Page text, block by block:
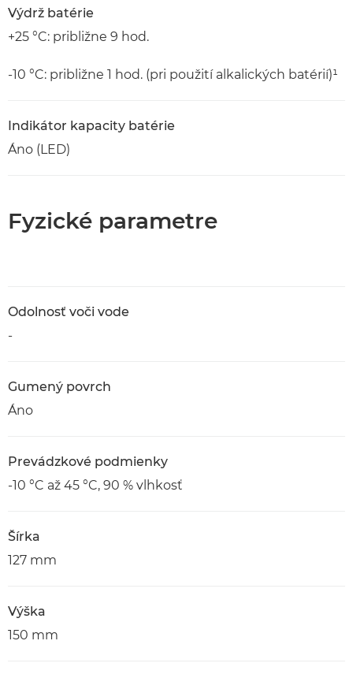
Výdrž batérie
+25 °C: približne 9 hod.
-10 °C: približne 1 hod. (pri použití alkalických batérií)¹
Indikátor kapacity batérie
Áno (LED)
Fyzické parametre
Odolnosť voči vode
-
Gumený povrch
Áno
Prevádzkové podmienky
-10 °C až 45 °C, 90 % vlhkosť
Šírka
127 mm
Výška
150 mm